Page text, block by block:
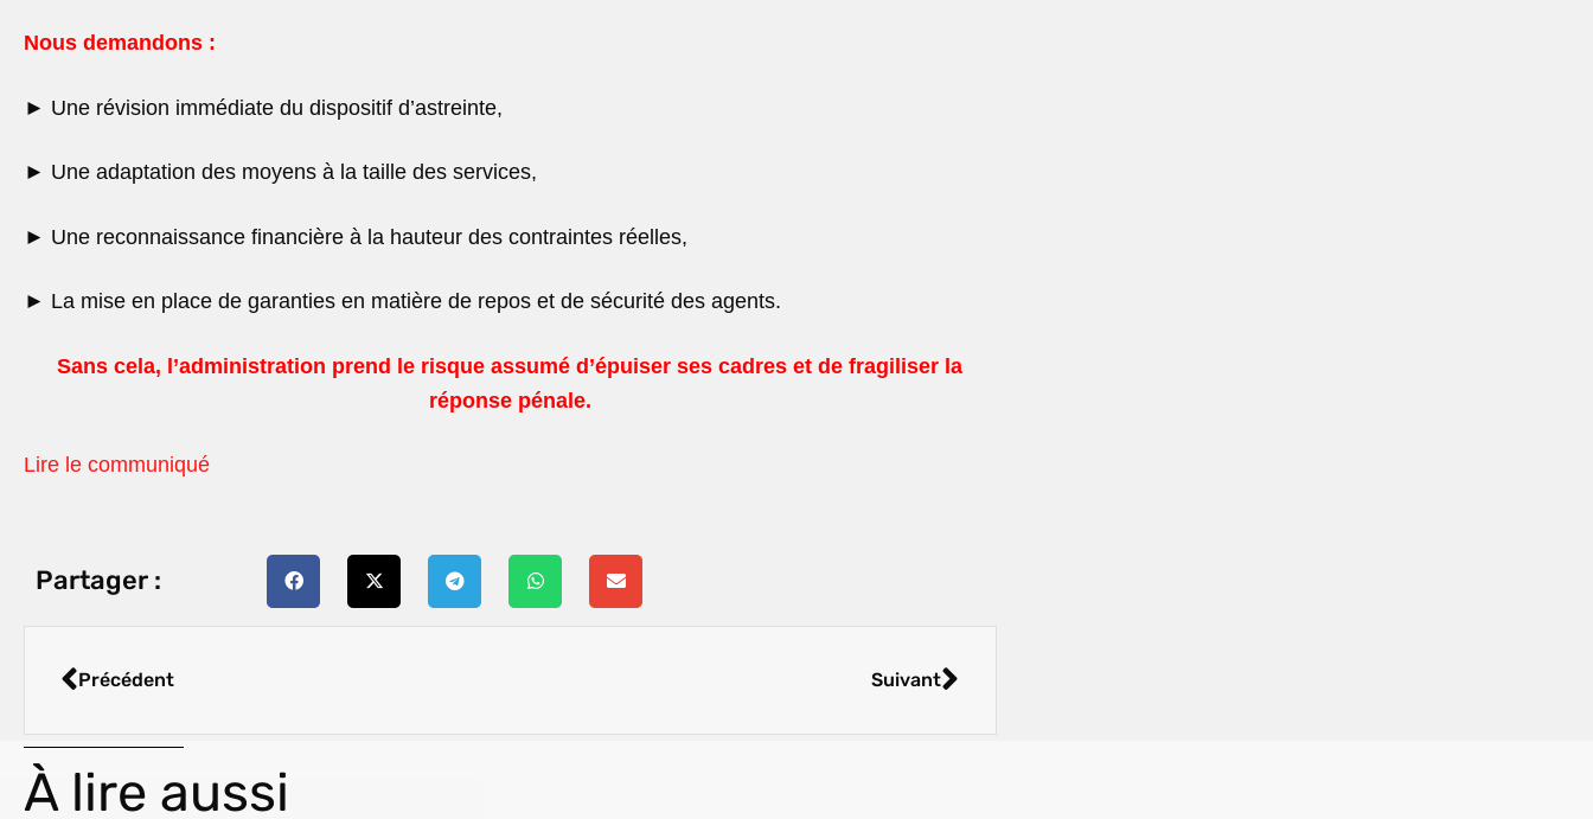
Nous demandons :
► Une révision immédiate du dispositif d’astreinte,
► Une adaptation des moyens à la taille des services,
► Une reconnaissance financière à la hauteur des contraintes réelles,
► La mise en place de garanties en matière de repos et de sécurité des agents.
Sans cela, l’administration prend le risque assuméd’épuiser ses cadres et de fragiliser la
réponse pénale.
Lire le communiqué
Partager :
Précédent Suivant
À lire aussi